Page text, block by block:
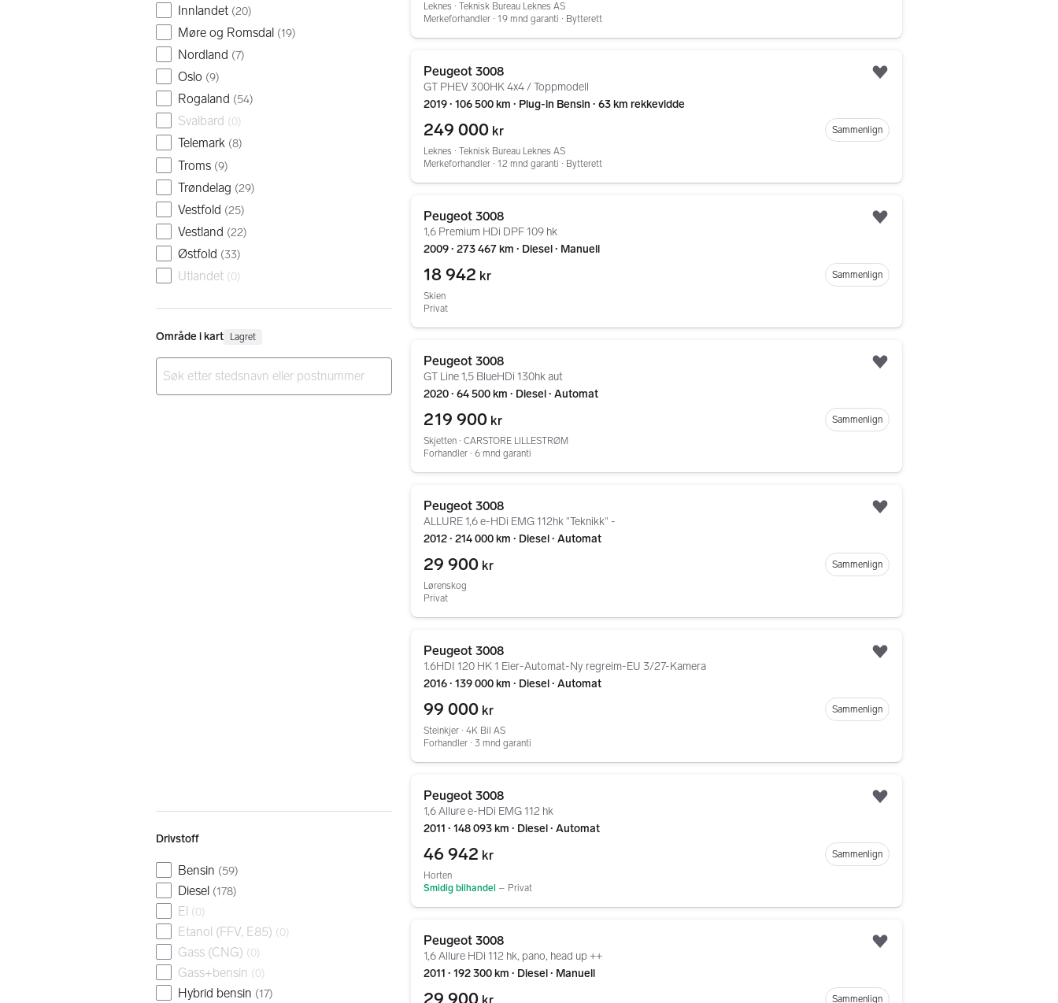
Innlandet (20)
Møre og Romsdal (19)
Nordland (7)
Oslo (9)
Rogaland (54)
Svalbard (0)
Telemark (8)
Troms (9)
Trøndelag (29)
Vestfold (25)
Vestland (22)
Østfold (33)
Utlandet (0)
Område i kart Lagret
Drivstoff
Bensin (59)
Diesel (178)
El (0)
Etanol (FFV, E85) (0)
Gass (CNG) (0)
Gass+bensin (0)
Hybrid bensin (17)
Leknes ∙ Teknisk Bureau Leknes AS
Merkeforhandler ∙ 19 mnd garanti ∙ Bytterett
Peugeot 3008
GT PHEV 300HK 4x4 / Toppmodell
2019 ∙ 106 500 km ∙ Plug-in Bensin ∙ 63 km rekkevidde
249 000 kr
Sammenlign
Leknes ∙ Teknisk Bureau Leknes AS
Merkeforhandler ∙ 12 mnd garanti ∙ Bytterett
Peugeot 3008
1,6 Premium HDi DPF 109 hk
2009 ∙ 273 467 km ∙ Diesel ∙ Manuell
18 942 kr
Sammenlign
Skien
Privat
Peugeot 3008
GT Line 1,5 BlueHDi 130hk aut
2020 ∙ 64 500 km ∙ Diesel ∙ Automat
219 900 kr
Sammenlign
Skjetten ∙ CARSTORE LILLESTRØM
Forhandler ∙ 6 mnd garanti
Peugeot 3008
ALLURE 1,6 e-HDi EMG 112hk "Teknikk" -
2012 ∙ 214 000 km ∙ Diesel ∙ Automat
29 900 kr
Sammenlign
Lørenskog
Privat
Peugeot 3008
1.6HDI 120 HK 1 Eier-Automat-Ny regreim-EU 3/27-Kamera
2016 ∙ 139 000 km ∙ Diesel ∙ Automat
99 000 kr
Sammenlign
Steinkjer ∙ 4K Bil AS
Forhandler ∙ 3 mnd garanti
Peugeot 3008
1,6 Allure e-HDi EMG 112 hk
2011 ∙ 148 093 km ∙ Diesel ∙ Automat
46 942 kr
Sammenlign
Horten
Smidig bilhandel – Privat
Peugeot 3008
1,6 Allure HDi 112 hk, pano, head up ++
2011 ∙ 192 300 km ∙ Diesel ∙ Manuell
29 900 Sammenlign